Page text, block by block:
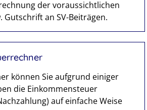
der voraussichtlichen
Gutschrift an SV-Beiträgen.
können Sie aufgrund einiger
die Einkommensteuer
auf einfache Weise